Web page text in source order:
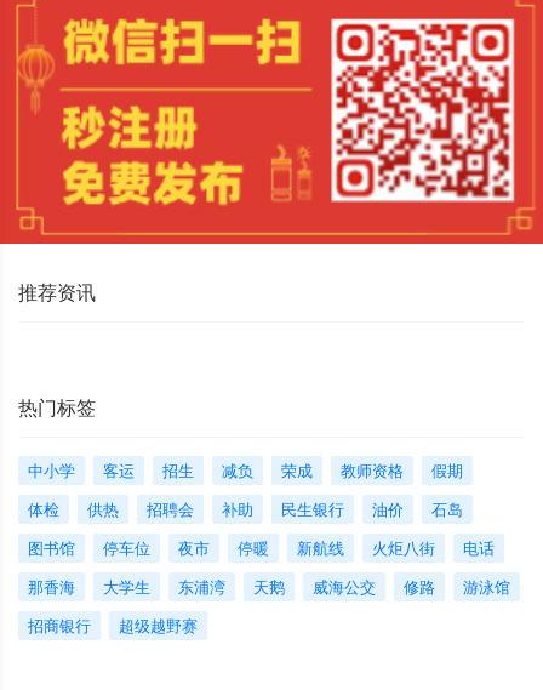
推荐资讯
热门标签
中小学 客运 招生 减负 荣成 教师资格
假期
体检
供热 招聘会 补助 民生银行 油价
石岛
图书馆
停车位 夜市 停暖 新航线 火炬八街
电话
那香海
大学生 东浦湾 天鹅 威海公交 修路
游泳馆
招商银行
超级越野赛